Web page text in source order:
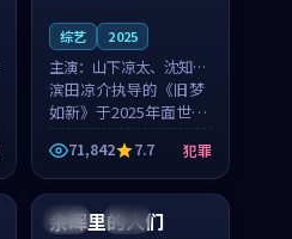
综艺 2025
主演： 山下凉太、沈知韵
等
滨田凉介执导的《旧梦
如新》于2025年面世，
中国台湾的城市气质与
异国相遇的人物心境共
同构筑了影片基调。山
下凉太、沈知韵用细腻
的表演撑起整部犯罪
71,842 7.7 犯罪
泰国 完结
余晖里的人们